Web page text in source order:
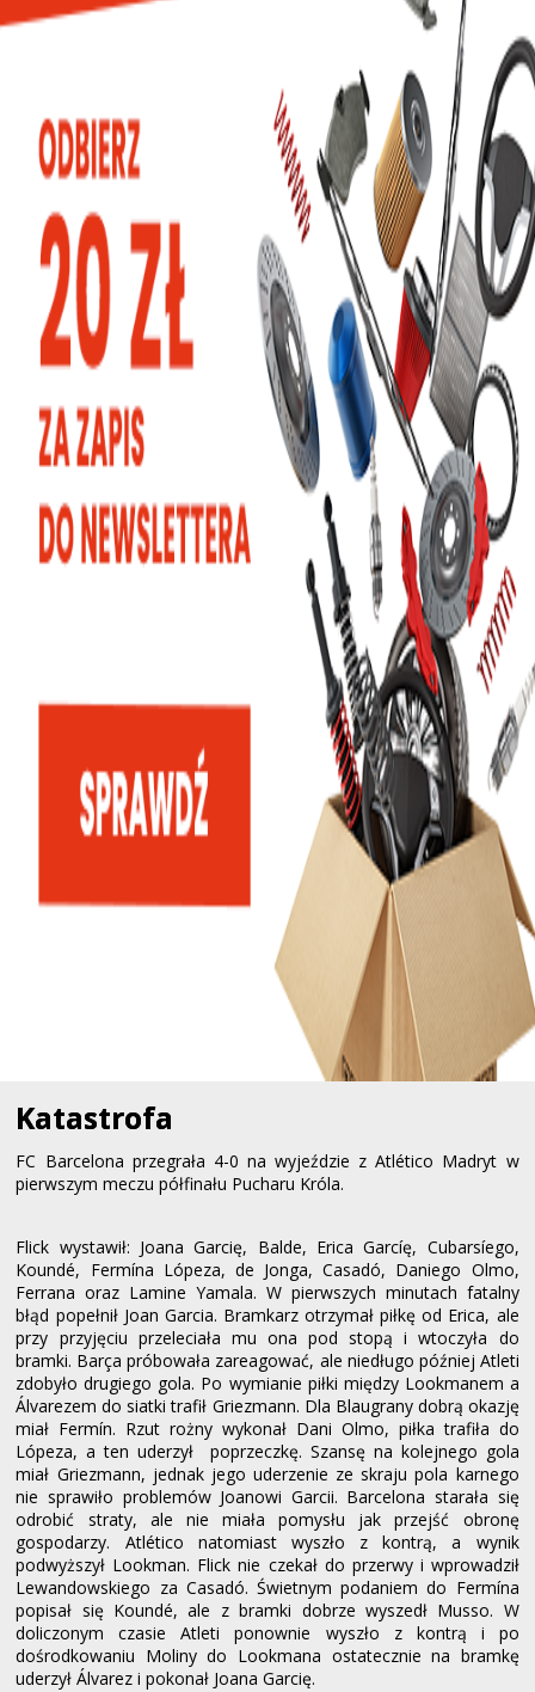
Katastrofa
FC Barcelona przegrała 4-0 na wyjeździe z Atlético Madryt w
pierwszym meczu półfinału Pucharu Króla.
Flick wystawił: Joana Garcię, Balde, Erica Garcíę, Cubarsíego,
Koundé, Fermína Lópeza, de Jonga, Casadó, Daniego Olmo,
Ferrana oraz Lamine Yamala. W pierwszych minutach fatalny
błąd popełnił Joan Garcia. Bramkarz otrzymał piłkę od Erica, ale
przy przyjęciu przeleciała mu ona pod stopą i wtoczyła do
bramki. Barça próbowała zareagować, ale niedługo później Atleti
zdobyło drugiego gola. Po wymianie piłki między Lookmanem a
Álvarezem do siatki trafił Griezmann. Dla Blaugrany dobrą okazję
miał Fermín. Rzut rożny wykonał Dani Olmo, piłka trafiła do
Lópeza, a ten uderzył poprzeczkę. Szansę na kolejnego gola
miał Griezmann, jednak jego uderzenie ze skraju pola karnego
nie sprawiło problemów Joanowi Garcii. Barcelona starała się
odrobić straty, ale nie miała pomysłu jak przejść obronę
gospodarzy. Atlético natomiast wyszło z kontrą, a wynik
podwyższył Lookman. Flick nie czekał do przerwy i wprowadził
Lewandowskiego za Casadó. Świetnym podaniem do Fermína
popisał się Koundé, ale z bramki dobrze wyszedł Musso. W
doliczonym czasie Atleti ponownie wyszło z kontrą i po
dośrodkowaniu Moliny do Lookmana ostatecznie na bramkę
uderzył Álvarez i pokonał Joana Garcię.